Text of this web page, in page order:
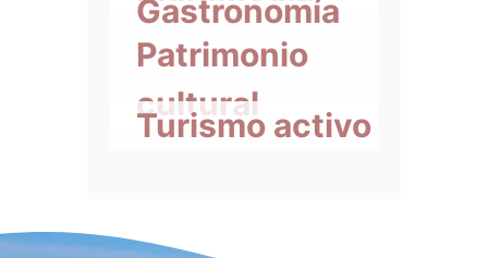
Gastronomía
Patrimonio
cultural
Turismo activo